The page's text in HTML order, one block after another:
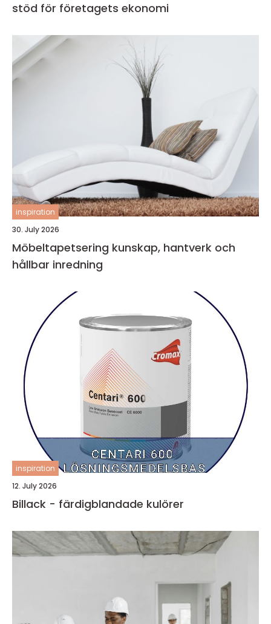
stöd för företagets ekonomi
inspiration
30. July 2026
Möbeltapetsering kunskap, hantverk och
hållbar inredning
inspiration
12. July 2026
Billack - färdigblandade kulörer